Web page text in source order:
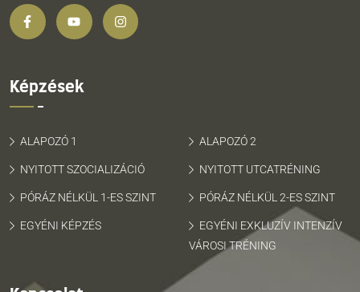
Képzések
ALAPOZÓ 1 ALAPOZÓ 2
NYITOTT SZOCIALIZÁCIÓ NYITOTT UTCATRÉNING
PÓRÁZ NÉLKÜL 1-ES SZINT PÓRÁZ NÉLKÜL 2-ES SZINT
EGYÉNI KÉPZÉS
EGYÉNI EXKLUZÍV INTENZÍV
VÁROSI TRÉNING